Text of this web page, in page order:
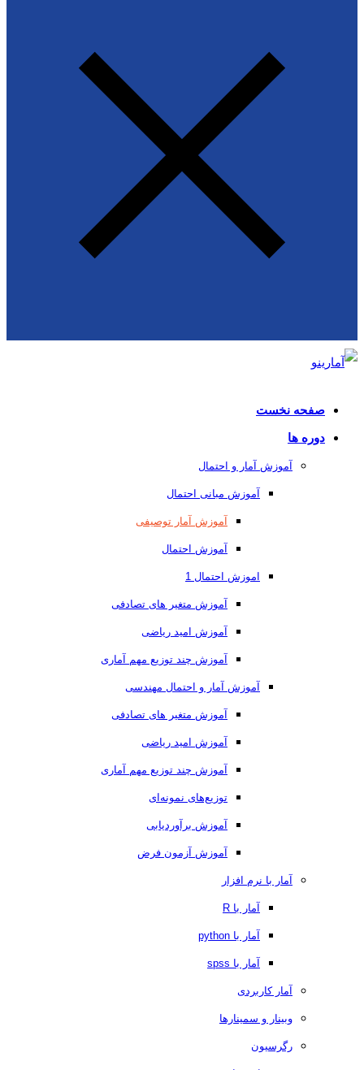
صفحه نخست
دوره ها
آموزش آمار و احتمال
آموزش مبانی احتمال
آموزش آمار توصیفی
آموزش احتمال
اموزش احتمال 1
آموزش متغیر های تصادفی
آموزش امید ریاضی
آموزش چند توزیع مهم آماری
آموزش آمار و احتمال مهندسی
آموزش متغیر های تصادفی
آموزش امید ریاضی
آموزش چند توزیع مهم آماری
توزیع‌های نمونه‌ای
آموزش برآوردیابی
آموزش آزمون فرض
آمار با نرم افزار
آمار با R
آمار با python
آمار با spss
آمار کاربردی
وبینار و سمینارها
رگرسیون